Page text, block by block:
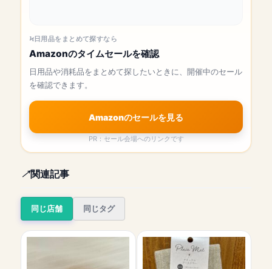
日用品をまとめて探すなら
Amazonのタイムセールを確認
日用品や消耗品をまとめて探したいときに、開催中のセール
を確認できます。
Amazonのセールを見る
PR：セール会場へのリンクです
関連記事
同じ店舗 同じタグ